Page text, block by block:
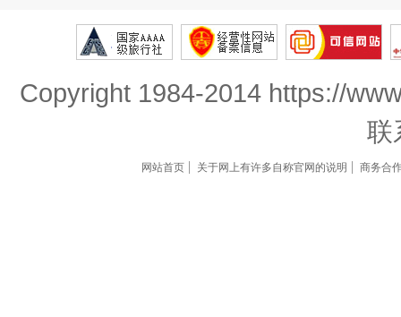
Copyright 1984-2014 https://
联
网站首页 关于网上有许多自称官网的说明 商务合